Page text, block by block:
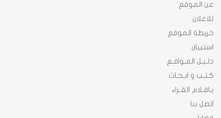
عن الموقع
للاعلان
خريطة الموقع
استبيان
دلـيـل المـواقـع
كـتـب و ابـحـاث
بـاقـلام القـراء
اتصل بنا